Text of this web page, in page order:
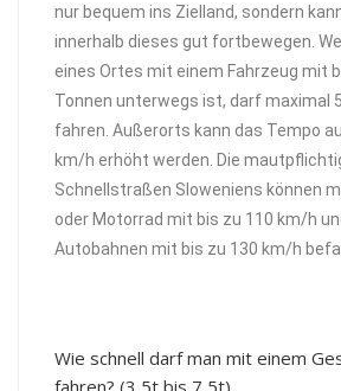
nur bequem ins Zielland, sondern
innerhalb dieses gut fortbewegen.
eines Ortes mit einem Fahrzeug mit
Tonnen unterwegs ist, darf maximal
fahren. Außerorts kann das Tempo
km/h erhöht werden. Die
Schnellstraßen Sloweniens können
oder Motorrad mit bis zu 110 km/h
Autobahnen mit bis zu 130 km/h
Wie schnell darf man mit einem
fahren? (3,5t bis 7,5t)